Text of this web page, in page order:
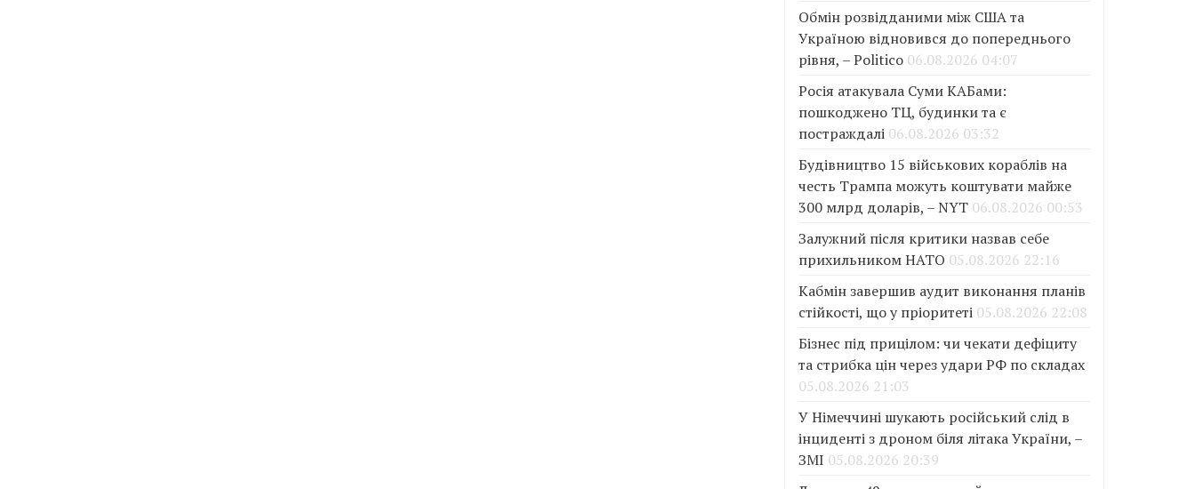
Обмін розвідданими між США та
Україною відновився до попереднього
рівня, – Politico 06.08.2026 04:07
Росія атакувала Суми КАБами:
пошкоджено ТЦ, будинки та є
постраждалі 06.08.2026 03:32
Будівництво 15 військових кораблів на
честь Трампа можуть коштувати майже
300 млрд доларів, – NYT 06.08.2026 00:53
Залужний після критики назвав себе
прихильником НАТО 05.08.2026 22:16
Кабмін завершив аудит виконання планів
стійкості, що у пріоритеті 05.08.2026 22:08
Бізнес під прицілом: чи чекати дефіциту
та стрибка цін через удари РФ по складах
05.08.2026 21:03
У Німеччині шукають російський слід в
інциденті з дроном біля літака України, –
ЗМІ 05.08.2026 20:39